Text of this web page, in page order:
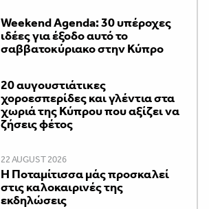
Weekend Agenda: 30 υπέροχες
ιδέες για έξοδο αυτό το
σαββατοκύριακο στην Κύπρο
20 αυγουστιάτικες
χοροεσπερίδες και γλέντια στα
χωριά της Κύπρου που αξίζει να
ζήσεις φέτος
22 AUGUST 2026
Η Ποταμίτισσα μάς προσκαλεί
στις καλοκαιρινές της
εκδηλώσεις